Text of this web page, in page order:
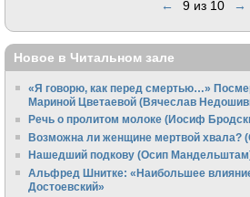
← 9 из 10 →
Новое в Читальном зале
«Я говорю, как перед смертью…»
Мариной Цветаевой (Вячеслав
Речь о пролитом молоке (Иосиф
Возможна ли женщине мертвой хвала?
Нашедший подкову (Осип
Альфред Шнитке: «Наибольшее
Достоевский»